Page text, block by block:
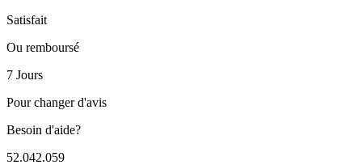
Satisfait
Ou remboursé
7 Jours
Pour changer d'avis
Besoin d'aide?
52.042.059